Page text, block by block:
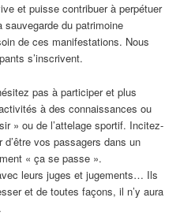
et puisse contribuer à perpétuer
sauvegarde du patrimoine
de ces manifestations. Nous
s’inscrivent.
pas à participer et plus
à des connaissances ou
» ou de l’attelage sportif. Incitez-
vos passagers dans un
« ça se passe ».
leurs juges et jugements… Ils
et de toutes façons, il n’y aura